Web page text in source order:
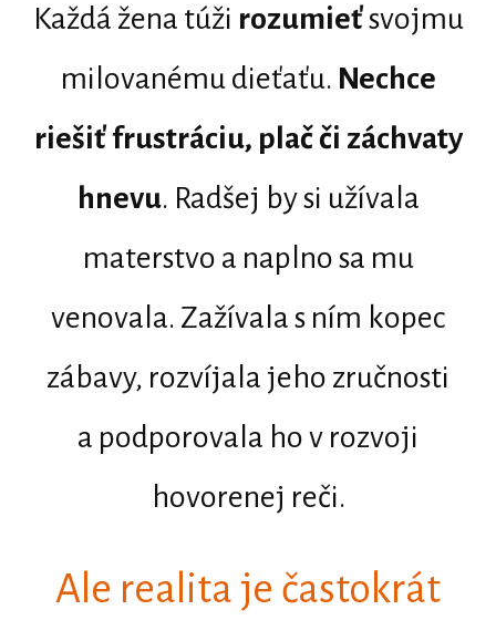
Každá žena túži rozumieťsvojmu
milovanému dieťaťu. Nechce
riešiť frustráciu, plačči záchvaty
hnevu. Radšej by si užívala
materstvo a naplno sa mu
venovala. Zažívala s ním kopec
zábavy, rozvíjala jeho zručnosti
a podporovala ho v rozvoji
hovorenej reči.
Ale realita je častokrát